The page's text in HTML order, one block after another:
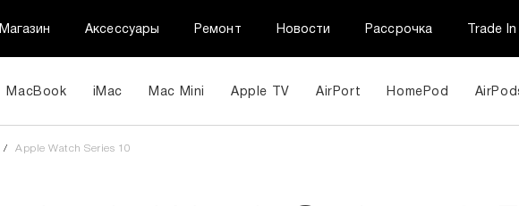
Магазин Аксессуары Ремонт Новости Рассрочка Trade In
MacBook iMac Mac Mini Apple TV AirPort HomePod
/ Apple Watch Series 10